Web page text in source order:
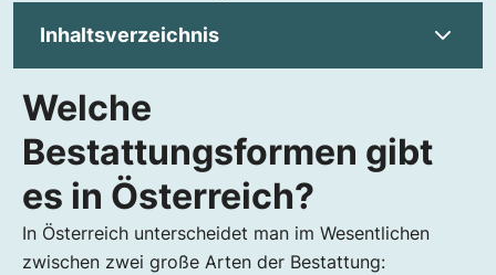
Inhaltsverzeichnis
Welche Bestattungsformen gibt es in
Was kosten Bestattungen in Österreich?
Erdbestattung in Österreich: Kosten u. Ablauf
Feuerbestattung in Österreich: Kosten u.
Ablauf
Welche
Bestattungsformen gibt
es in Österreich?
In Österreich unterscheidet man im Wesentlichen
zwischen zwei große Arten der Bestattung: